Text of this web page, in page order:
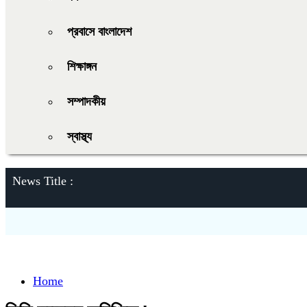
প্রবাসে বাংলাদেশ
শিক্ষাঙ্গন
সম্পাদকীয়
স্বাস্থ্য
News Title :
Home